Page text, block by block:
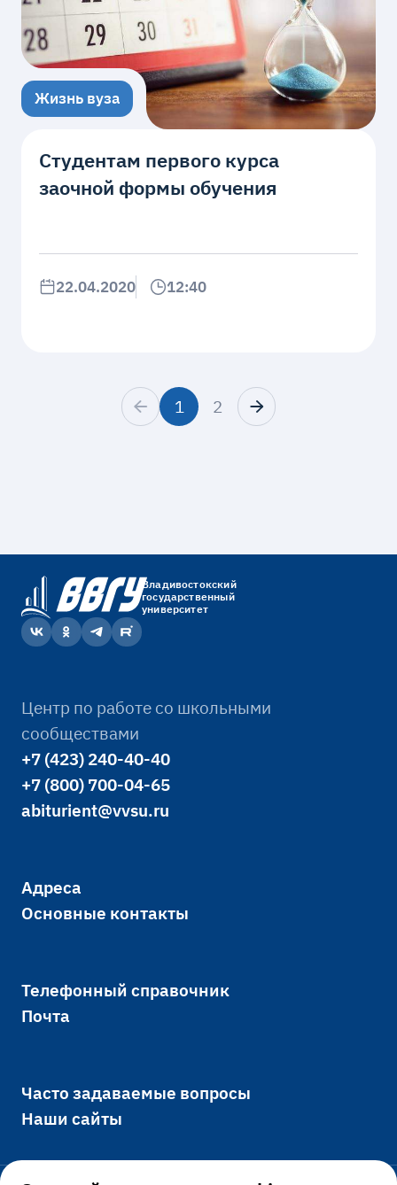
Жизнь вуза
Студентам первого курса
заочной формы обучения
22.04.2020 12:40
1 2
Владивостокский
государственный
университет
Центр по работе со школьными
сообществами
+7 (423) 240-40-40
+7 (800) 700-04-65
abiturient@vvsu.ru
Адреса
Основные контакты
Телефонный справочник
Почта
Часто задаваемые вопросы
Наши сайты